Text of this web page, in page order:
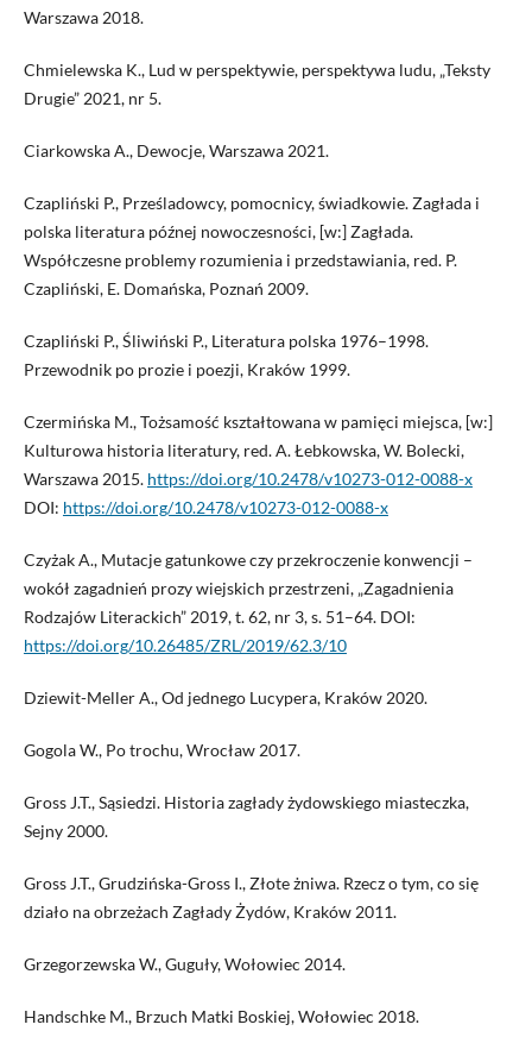
Warszawa 2018.
Chmielewska K., Lud w perspektywie, perspektywa ludu, „Teksty
Drugie” 2021, nr 5.
Ciarkowska A., Dewocje, Warszawa 2021.
Czapliński P., Prześladowcy, pomocnicy, świadkowie. Zagłada i
polska literatura późnej nowoczesności, [w:] Zagłada.
Współczesne problemy rozumienia i przedstawiania, red. P.
Czapliński, E. Domańska, Poznań 2009.
Czapliński P., Śliwiński P., Literatura polska 1976–1998.
Przewodnik po prozie i poezji, Kraków 1999.
Czermińska M., Tożsamość kształtowana w pamięci miejsca, [w:]
Kulturowa historia literatury, red. A. Łebkowska, W. Bolecki,
Warszawa 2015. https://doi.org/10.2478/v10273-012-0088-x
DOI: https://doi.org/10.2478/v10273-012-0088-x
Czyżak A., Mutacje gatunkowe czy przekroczenie konwencji –
wokół zagadnień prozy wiejskich przestrzeni, „Zagadnienia
Rodzajów Literackich” 2019, t. 62, nr 3, s. 51–64. DOI:
https://doi.org/10.26485/ZRL/2019/62.3/10
Dziewit-Meller A., Od jednego Lucypera, Kraków 2020.
Gogola W., Po trochu, Wrocław 2017.
Gross J.T., Sąsiedzi. Historia zagłady żydowskiego miasteczka,
Sejny 2000.
Gross J.T., Grudzińska-Gross I., Złote żniwa. Rzecz o tym, co się
działo na obrzeżach Zagłady Żydów, Kraków 2011.
Grzegorzewska W., Guguły, Wołowiec 2014.
Handschke M., Brzuch Matki Boskiej, Wołowiec 2018.